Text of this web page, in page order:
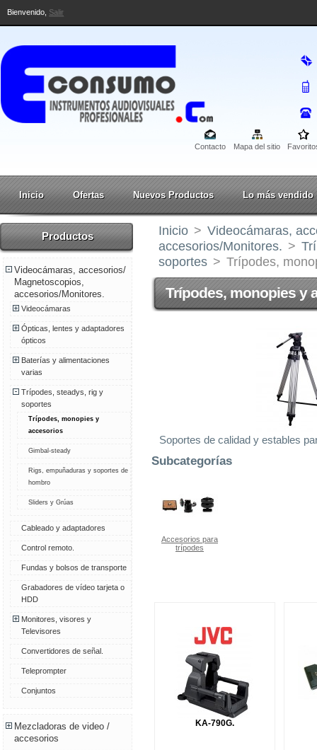
Bienvenido, Salir
Contacto Mapa del sitio
Inicio Ofertas Nuevos Productos Lo más vendido
Productos
Videocámaras, accesorios/
Magnetoscopios,
accesorios/Monitores.
Videocámaras
Ópticas, lentes y adaptadores
ópticos
Baterías y alimentaciones
varias
Trípodes, steadys, rig y
soportes
Trípodes, monopies y
accesorios
Gimbal-steady
Rigs, empuñaduras y soportes de
hombro
Sliders y Grúas
Cableado y adaptadores
Control remoto.
Fundas y bolsos de transporte
Grabadores de vídeo tarjeta o
HDD
Monitores, visores y
Televisores
Convertidores de señal.
Teleprompter
Conjuntos
Mezcladoras de video /
accesorios
Inicio > Videocámaras,
accesorios/Monitores. >
soportes > Trípodes,
Trípodes, monopies y
Soportes de calidad y estables
Subcategorías
Accesorios para
trípodes
KA-790G.